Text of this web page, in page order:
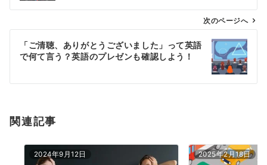
ビ
ン
次のページへ
「ご清聴、ありがとうございました」って英語
で何て言う？英語のプレゼンも確認しよう！
関連記事
2024年9月12日 2025年2月18日